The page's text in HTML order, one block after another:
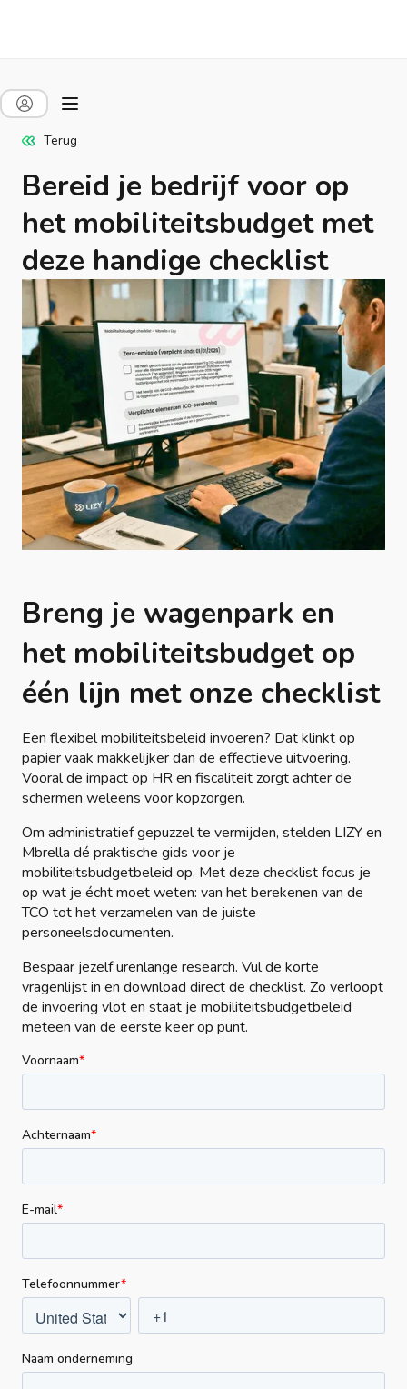
Terug
Bereid je bedrijf voor op
het mobiliteitsbudget met
deze handige checklist
Breng je wagenpark en
het mobiliteitsbudget op
één lijn met onze checklist
Een flexibel mobiliteitsbeleid invoeren? Dat klinkt op
papier vaak makkelijker dan de effectieve uitvoering.
Vooral de impact op HR en fiscaliteit zorgt achter de
schermen weleens voor kopzorgen.
Om administratief gepuzzel te vermijden, stelden LIZY en
Mbrella dé praktische gids voor je
mobiliteitsbudgetbeleid op. Met deze checklist focus je
op wat je écht moet weten: van het berekenen van de
TCO tot het verzamelen van de juiste
personeelsdocumenten.
Bespaar jezelf urenlange research. Vul de korte
vragenlijst in en download direct de checklist. Zo verloopt
de invoering vlot en staat je mobiliteitsbudgetbeleid
meteen van de eerste keer op punt.